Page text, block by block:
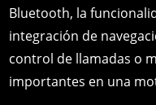
Bluetooth, la
integración de
control de llamadas o
importantes en una